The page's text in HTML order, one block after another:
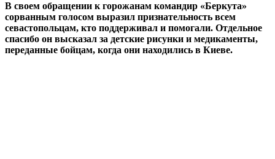
В своем обращении к горожанам командир «Беркута»
сорванным голосом выразил признательность всем
севастопольцам, кто поддерживал и помогали. Отдельное
спасибо он высказал за детские рисунки и медикаменты,
переданные бойцам, когда они находились в Киеве.